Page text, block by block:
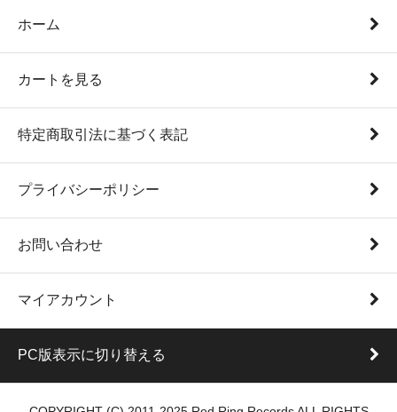
ホーム
カートを見る
特定商取引法に基づく表記
プライバシーポリシー
お問い合わせ
マイアカウント
PC版表示に切り替える